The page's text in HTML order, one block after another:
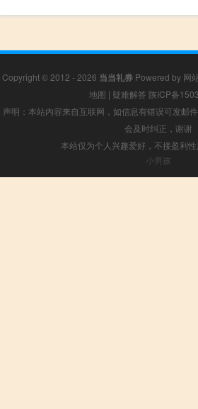
Copyright © 2012 - 2026 当当礼券 Powered by 网
地图 | 疑难解答 陕ICP备
声明：本站内容来自互联网，如信息有错误可发邮
会及时纠正，谢谢
本站仅为个人兴趣爱好，不接盈利
小男孩